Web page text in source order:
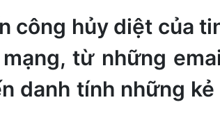
công hủy diệt của
từ những
danh tính những